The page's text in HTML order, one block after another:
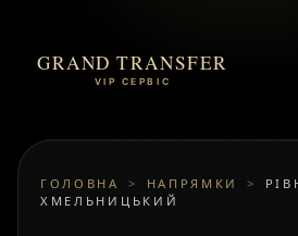
GRAND TRANSFER
VIP СЕРВІС
ГОЛОВНА > НАПРЯМКИ >
ХМЕЛЬНИЦЬКИЙ